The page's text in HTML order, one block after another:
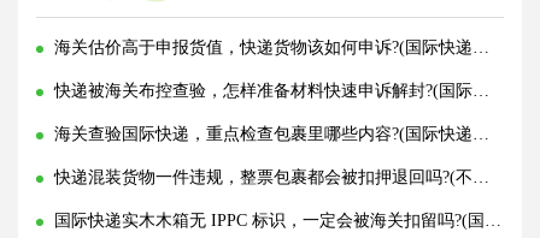
海关估价高于申报货值，快递货物该如何申诉?(国际快递干货知识分享)
快递被海关布控查验，怎样准备材料快速申诉解封?(国际快递干货知识分享)
海关查验国际快递，重点检查包裹里哪些内容?(国际快递干货知识分享)
快递混装货物一件违规，整票包裹都会被扣押退回吗?(不清楚的外贸人看过来)
国际快递实木木箱无 IPPC 标识，一定会被海关扣留吗?(国际快递干货知识分享)